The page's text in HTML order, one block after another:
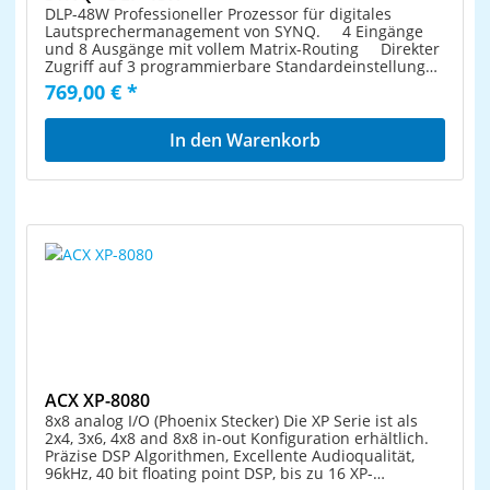
DLP-48W Professioneller Prozessor für digitales
Lautsprechermanagement von SYNQ. 4 Eingänge
und 8 Ausgänge mit vollem Matrix-Routing Direkter
Zugriff auf 3 programmierbare Standardeinstellungen
Die 4 Eingänge verfügen über: 8-Band-
Equalizer (parametrisch, High Shelf, Low Shelf)
Delay (einstellbar bis zu 1000ms [= 346m])
Noisegate Phasenumkehr Gain Mute
Alle 8 Ausgänge haben: Flexible Quellenwahl
Limiter Phasenumkehr Gain Mute
30 verschiedene Lautsprecher-Setups können
gespeichert werden Bei Bedarf kann das Gerät über
Einstellungsmöglichkeiten Übersichtliches LCD-
Display Symmetrische XLR-Eingänge und -Ausgänge
Technische Daten: Spannungsversorgung AC
100 - 240 V, 50/60 Hz Frequenzgang 20 Hz - 20000
Hz S/N Verhältnis > 100 dB Abmessungen
769,00 € *
In den Warenkorb
ACX XP-8080
8x8 analog I/O (Phoenix Stecker) Die XP Serie ist als
2x4, 3x6, 4x8 and 8x8 in-out Konﬁguration erhältlich.
Präzise DSP Algorithmen, Excellente Audioqualität,
96kHz, 40 bit ﬂoating point DSP, bis zu 16 XP-